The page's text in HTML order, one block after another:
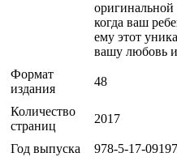
когда ваш
ему этот
вашу любовь и
Формат
издания
48
Количество
страниц
2017
Год выпуска
978-5-17-